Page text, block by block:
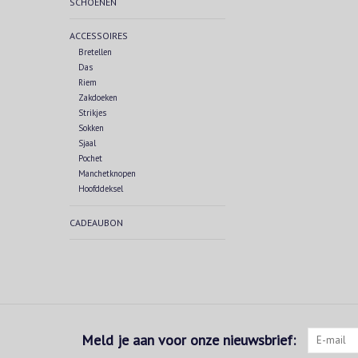
ACCESSOIRES
Bretellen
Das
Riem
Zakdoeken
Strikjes
Sokken
Sjaal
Pochet
Manchetknopen
Hoofddeksel
CADEAUBON
Meld je aan voor onze nieuwsbrief: